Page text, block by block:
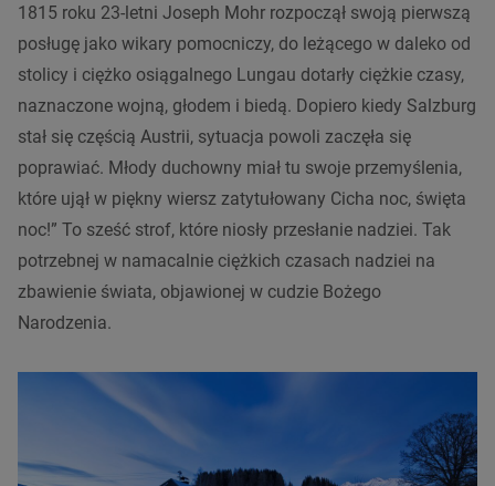
1815 roku 23-letni Joseph Mohr rozpoczął swoją pierwszą
posługę jako wikary pomocniczy, do leżącego w daleko od
stolicy i ciężko osiągalnego Lungau dotarły ciężkie czasy,
naznaczone wojną, głodem i biedą. Dopiero kiedy Salzburg
stał się częścią Austrii, sytuacja powoli zaczęła się
poprawiać. Młody duchowny miał tu swoje przemyślenia,
które ujął w piękny wiersz zatytułowany Cicha noc, święta
noc!” To sześć strof, które niosły przesłanie nadziei. Tak
potrzebnej w namacalnie ciężkich czasach nadziei na
zbawienie świata, objawionej w cudzie Bożego
Narodzenia.